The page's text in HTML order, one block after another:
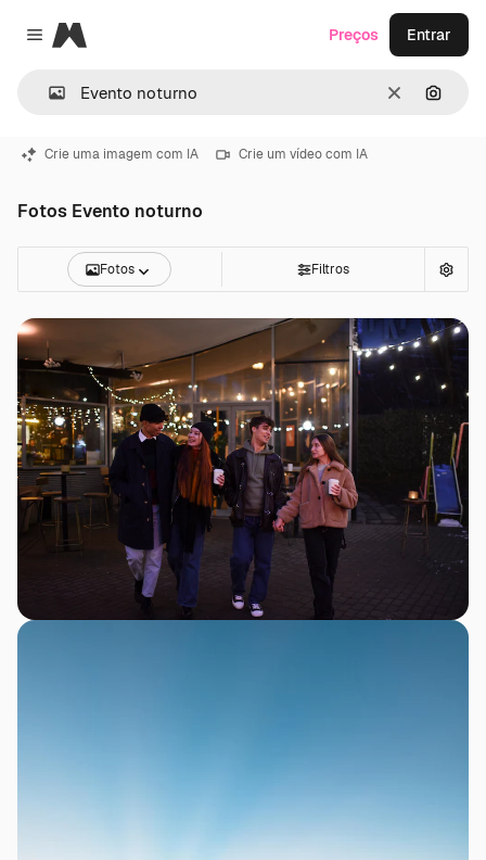
Close menu
Magnific
Limpar
Preços Entrar
Crie uma imagem com IA Crie um vídeo com IA
Fotos Evento noturno
Fotos Filtros